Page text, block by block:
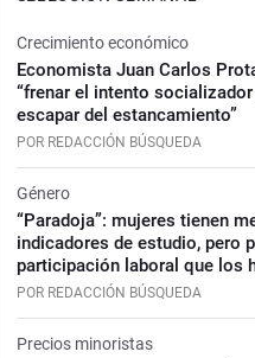
Crecimiento económico
Economista Juan Carlos
“frenar el intento socializador
escapar del estancamiento”
POR REDACCIÓN BÚSQUEDA
Género
“Paradoja”: mujeres tienen
indicadores de estudio, pero
participación laboral que los
POR REDACCIÓN BÚSQUEDA
Precios minoristas